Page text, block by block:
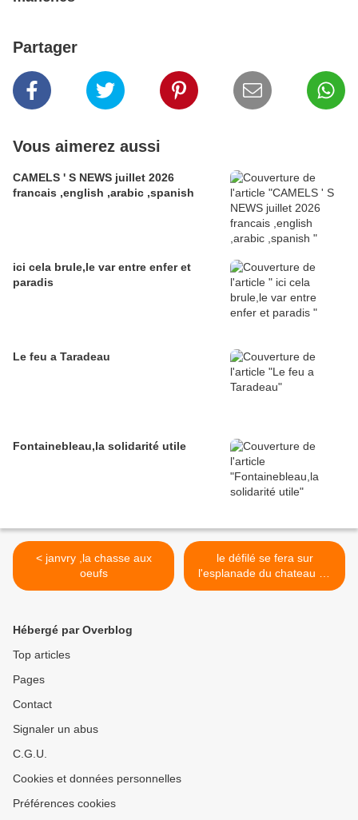
Partager
Vous aimerez aussi
CAMELS ' S NEWS juillet 2026
francais ,english ,arabic ,spanish
ici cela brule,le var entre enfer et
paradis
Le feu a Taradeau
Fontainebleau,la solidarité utile
< janvry ,la chasse aux
oeufs
le défilé se fera sur
l'esplanade du chateau de
vincennes ... >
Hébergé par Overblog
Top articles
Pages
Contact
Signaler un abus
C.G.U.
Cookies et données personnelles
Préférences cookies